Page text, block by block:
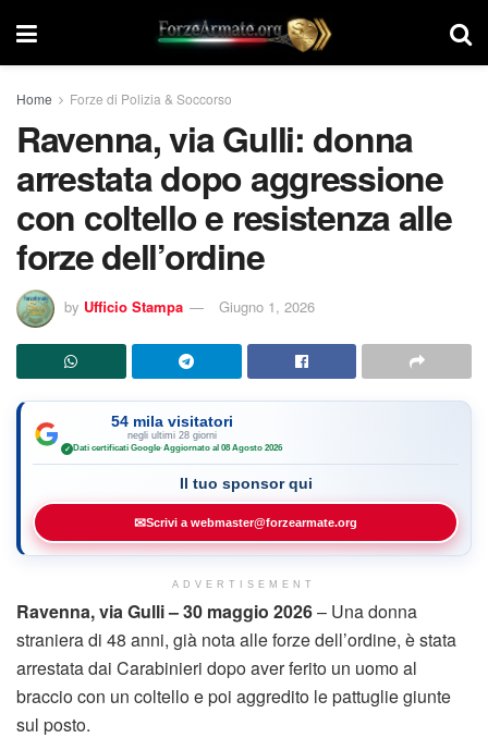
Home Forze di Polizia & Soccorso
Ravenna, via Gulli: donna
arrestata dopo aggressione
con coltello e resistenza alle
forze dell’ordine
by Ufficio Stampa Giugno 1, 2026
54 mila visitatori
negli ultimi 28 giorni
✓ Dati certificati Google·Aggiornato al 08 Agosto 2026
Il tuo sponsor qui
✉Scrivi a webmaster@forzearmate.org
ADVERTISEMENT
Ravenna, via Gulli – 30 maggio 2026– Una donna
straniera di 48 anni, già nota alle forze dell’ordine, è stata
arrestata dai Carabinieri dopo aver ferito un uomo al
braccio con un coltello e poi aggredito le pattuglie giunte
sul posto.